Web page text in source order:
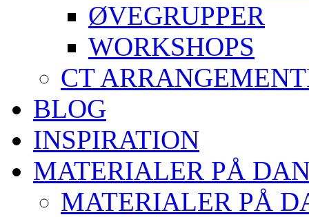
ØVEGRUPPER
WORKSHOPS
CT
BLOG
INSPIRATION
MATERIALER PÅ
MATERIALER PÅ